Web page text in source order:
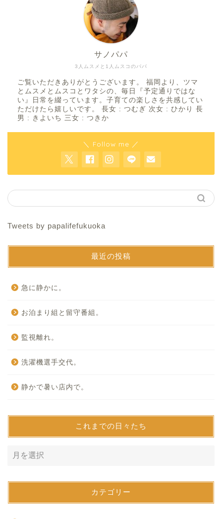
3人ムスメと1人ムスコのパパ
サノパパ
ご覧いただきありがとうございます。 福岡より、ツマ
とムスメとムスコとワタシの、毎日『予定通りではな
い』日常を綴っています。子育ての楽しさを共感してい
ただけたら嬉しいです。 長女 : つむぎ 次女 : ひかり 長
男 : きよいち 三女 : つきか
＼ Follow me ／
Tweets by papalifefukuoka
最近の投稿
急に静かに。
お泊まり組と留守番組。
監視離れ。
洗濯機選手交代。
静かで暑い店内で。
これまでの日々たち
カテゴリー